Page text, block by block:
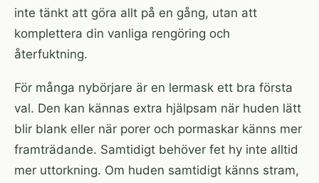
inte tänkt att göra allt på en gång, utan att
komplettera din vanliga rengöring och
återfuktning.
För många nybörjare är en lermask ett bra första
val. Den kan kännas extra hjälpsam när huden lätt
blir blank eller när porer och pormaskar känns mer
framträdande. Samtidigt behöver fet hy inte alltid
mer uttorkning. Om huden samtidigt känns stram,